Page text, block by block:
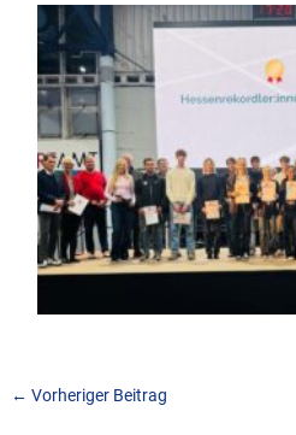
← Vorheriger Beitrag